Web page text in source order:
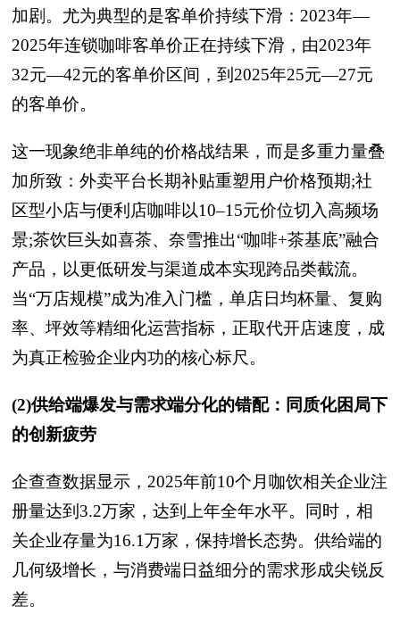
加剧。尤为典型的是客单价持续下滑：2023年—
2025年连锁咖啡客单价正在持续下滑，由2023年
32元—42元的客单价区间，到2025年25元—27元
的客单价。
这一现象绝非单纯的价格战结果，而是多重力量叠
加所致：外卖平台长期补贴重塑用户价格预期;社
区型小店与便利店咖啡以10–15元价位切入高频场
景;茶饮巨头如喜茶、奈雪推出“咖啡+茶基底”融合
产品，以更低研发与渠道成本实现跨品类截流。
当“万店规模”成为准入门槛，单店日均杯量、复购
率、坪效等精细化运营指标，正取代开店速度，成
为真正检验企业内功的核心标尺。
(2)供给端爆发与需求端分化的错配：同质化困局下
的创新疲劳
企查查数据显示，2025年前10个月咖饮相关企业注
册量达到3.2万家，达到上年全年水平。同时，相
关企业存量为16.1万家，保持增长态势。供给端的
几何级增长，与消费端日益细分的需求形成尖锐反
差。